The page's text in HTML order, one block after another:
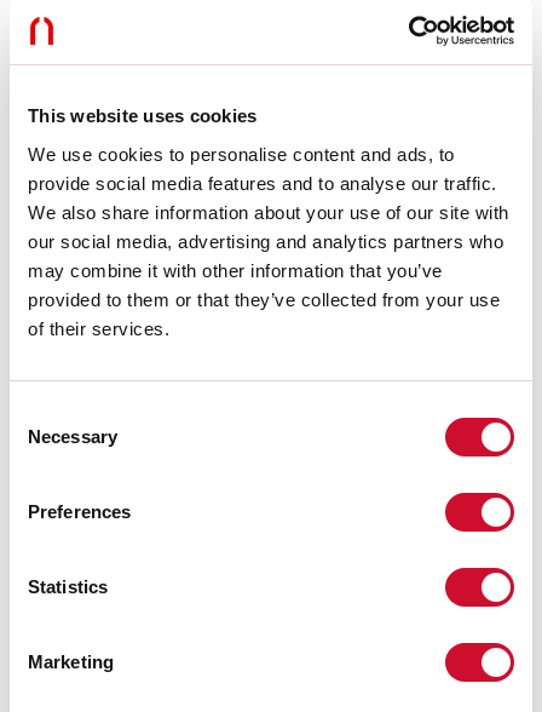
This website uses cookies
We use cookies to personalise content and ads, to
provide social media features and to analyse our traffic.
We also share information about your use of our site with
our social media, advertising and analytics partners who
may combine it with other information that you’ve
provided to them or that they’ve collected from your use
of their services.
Selection
Necessary
Preferences
Statistics
Marketing
CERTIFICATIES CE
BIM
TECHNISCHE FICHE
Conformiteit
Gecertificeerd apparaat in een RISICOVRIJE GROEP, in
overeenstemming met de normen CEI EN 62471:2010-01, IEC TR